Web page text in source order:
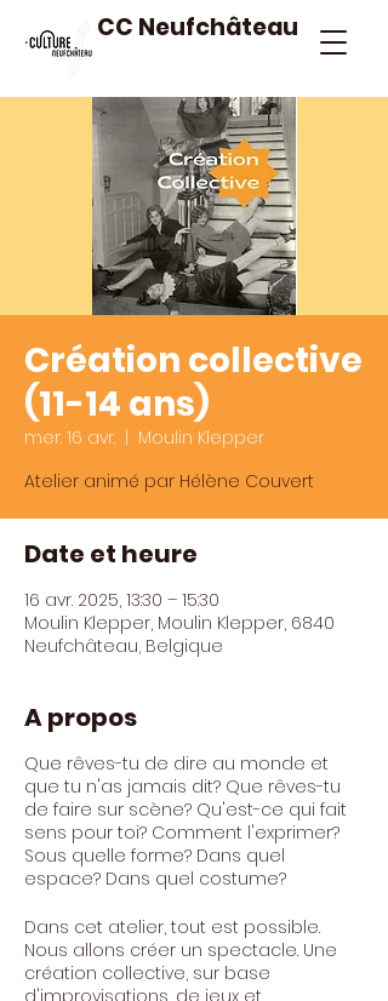
CC Neufchâteau
Création collective
(11-14 ans)
mer. 16 avr.
Moulin Klepper
Atelier animé par Hélène Couvert
Date et heure
16 avr. 2025, 13:30 – 15:30
Moulin Klepper, Moulin Klepper, 6840
Neufchâteau, Belgique
A propos
Que rêves-tu de dire au monde et
que tu n'as jamais dit? Que rêves-tu
de faire sur scène? Qu'est-ce qui fait
sens pour toi? Comment l'exprimer?
Sous quelle forme? Dans quel
espace? Dans quel costume?
Dans cet atelier, tout est possible.
Nous allons créer un spectacle. Une
création collective, sur base
d'improvisations, de jeux et